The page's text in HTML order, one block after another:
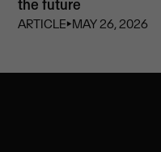
the future
ARTICLE⏵MAY 26, 2026